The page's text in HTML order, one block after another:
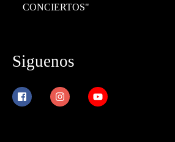
CONCIERTOS"
Siguenos